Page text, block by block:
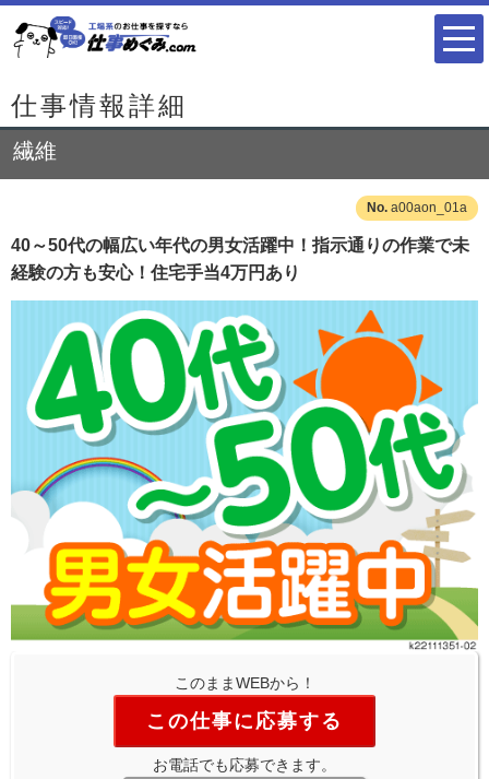
仕事情報詳細
繊維
a00aon_01a
40～50代の幅広い年代の男女活躍中！指示通りの作業で未
経験の方も安心！住宅手当4万円あり
このままWEBから！
この仕事に応募する
お電話でも応募できます。